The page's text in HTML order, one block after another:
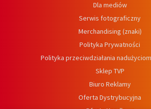
Dla mediów
Serwis fotograficzny
Merchandising (znaki)
Polityka Prywatności
Polityka przeciwdziałania
Sklep TVP
Biuro Reklamy
Oferta Dystrybucyjna